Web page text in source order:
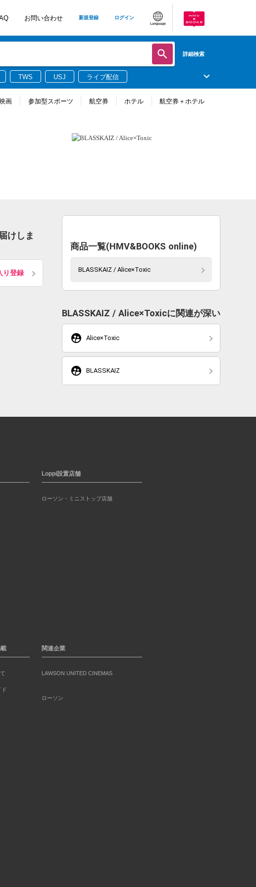
お問い合わせ 新規登録 ログイン
Language
詳細検索
TWS USJ ライブ配信
画 参加型スポーツ 航空券 ホテル 航空券＋ホテル
けしま
り登録
商品一覧(HMV&BOOKS online)
BLASSKAIZ / Alice×Toxic
BLASSKAIZ / Alice×Toxicに関連が深い
supervised_user_circle Alice×Toxic
supervised_user_circle BLASSKAIZ
Loppi設置店舗
ローソン・ミニストップ店舗
ド
関連企業
LAWSON UNITED CINEMAS
ローソン